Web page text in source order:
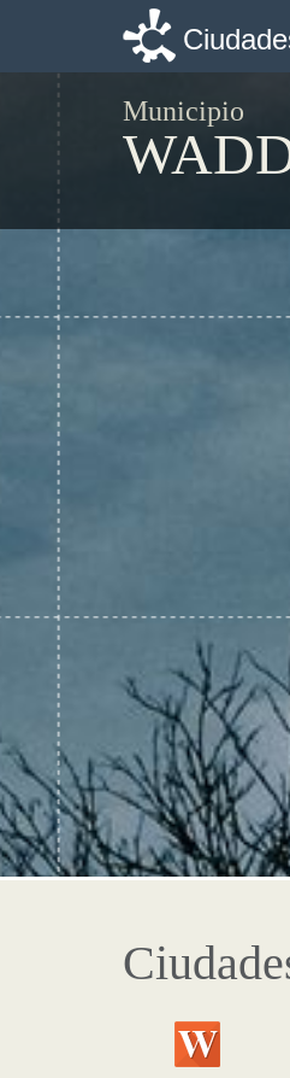
Municipio